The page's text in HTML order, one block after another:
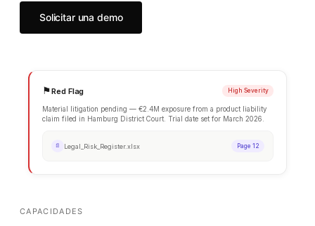
Solicitar una demo
⚑Red Flag
CAPACIDADES